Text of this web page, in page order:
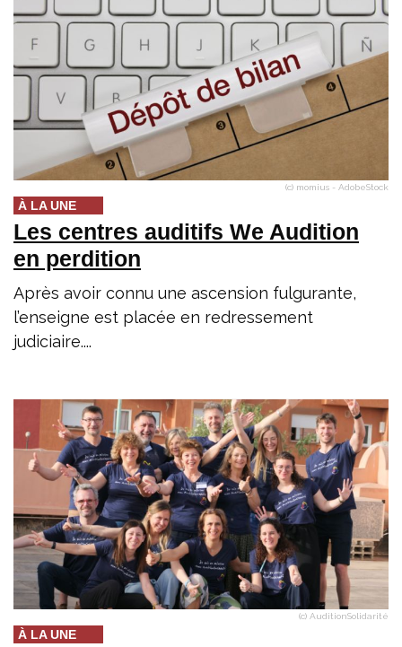
(c) momius - AdobeStock
À LA UNE
Les centres auditifs We Audition
en perdition
Après avoir connu une ascension fulgurante,
l’enseigne est placée en redressement
judiciaire....
(c) AuditionSolidarité
À LA UNE